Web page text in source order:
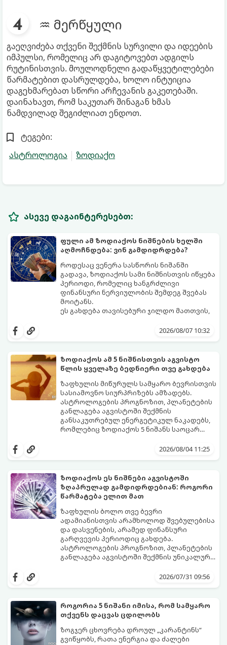
♒ მერწყული
გაეღვიძება თქვენი შექმნის სურვილი და იდეების
იმპულსი, რომელიც არ დაგიტოვებთ ადგილს
რუტინისთვის. მოულოდნელი გადაწყვეტილებები
წარმატებით დასრულდება, ხოლო ინტუიცია
დაგეხმარებათ სწორი არჩევანის გაკეთებაში.
დაინახავთ, რომ საკუთარ შინაგან ხმას
ნამდვილად შეგიძლიათ ენდოთ.
ტეგები:
ასტროლოგია
ზოდიაქო
ასევე დაგაინტერესებთ:
ფული ამ ზოდიაქოს ნიშნების ხელში
აღმოჩნდება: ვინ გამდიდრდება?
როდესაც ვენერა სასწორის ნიშანში
გადავა, ზოდიაქოს სამი ნიშნისთვის იწყება
პერიოდი, რომელიც ხანგრძლივი
ფინანსური ნერვიულობის შემდეგ შვებას
მოიტანს.
ეს გახდება თავისებური ჯილდო მათთვის,
იჩენდა და სირთულეების მიუხედავად წინ
სურვილების გადადებასა და ხარჯების
მკაცრ კონტროლს. თუმცა, ახლა სიტუაცია
თანდათან შეიცვლება.
პრობლემები, რომლებიც უსასრულო
გეგონათ, უკან დაიხევს, ამასთან ერთად კი
გაჩნდება მეტი ნდობა მომავლის მიმართ.
რთული პერიოდის შემდეგ ეს ნიშნები
შეძლებენ ამოისუნთქონ და დაინახონ
ახალი შესაძლებლობები.
2026/08/07 10:32
ზოდიაქოს ამ 5 ნიშნისთვის აგვისტო
წლის ყველაზე ბედნიერი თვე გახდება
ზაფხულის მიწურულს სამყარო ბევრისთვის
სასიამოვნო სიურპრიზებს ამზადებს.
ასტროლოგების პროგნოზით, პლანეტების
განლაგება აგვისტოში შექმნის
განსაკუთრებულ ენერგეტიკულ ნაკადებს,
რომლებიც ზოდიაქოს 5 ნიშანს საოცარ
ყველაზე ბედნიერი თვე აღმოჩნდება.
2026/08/04 11:25
ზოდიაქოს ეს ნიშნები აგვისტოში
ზღაპრულად გამდიდრდებიან: როგორი
წარმატება ელით მათ
ზაფხულის ბოლო თვე ბევრი
ადამიანისთვის არამხოლოდ შვებულებისა
და დასვენების, არამედ ფინანსური
გარღვევის პერიოდიც გახდება.
ასტროლოგების პროგნოზით, პლანეტების
განლაგება აგვისტოში შექმნის უნიკალურ
ზოდიაქოს 4 ნიშანს ფინანსური წარმატების
შორის, ვისაც აგვისტოში ფინანსური
2026/07/31 09:56
როგორია 5 ნიშანი იმისა, რომ სამყარო
თქვენს დაცვას ცდილობს
ზოგჯერ ცხოვრება დროულ „კარანტინს“
გვიწყობს, რათა ენერგია და ძალები